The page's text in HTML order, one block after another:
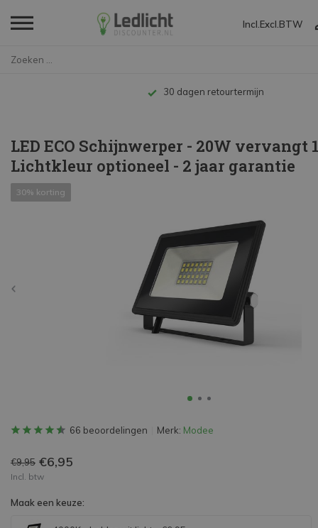
Incl. Excl. BTW
Tot 10 jaar garantie
LED ECO Schijnwerper - 20W vervangt
Lichtkleur optioneel - 2 jaar garantie
30% korting
66 beoordelingen Merk: Modee
€9,95 €6,95
Incl. btw
Maak een keuze: